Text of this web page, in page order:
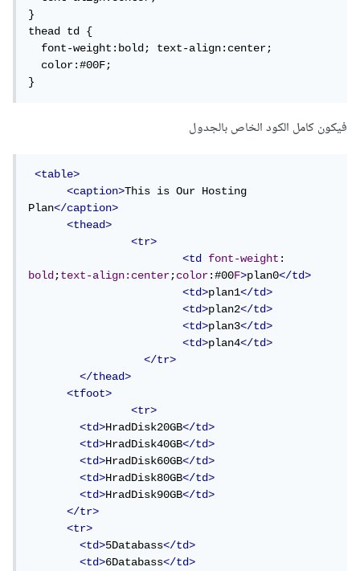
}
thead td {
  font-weight:bold; text-align:center;
  color:#00F;
}
فيكون كامل الكود الخاص بالجدول
<table>
<caption>This is Our Hosting
Plan</caption>
<thead>
<tr>
<td
font-weight
bold;text-align:center;color:#00F>plan0</td>
<td>plan1</td>
<td>plan2</td>
<td>plan3</td>
<td>plan4</td>
</tr>
</thead>
<tfoot>
<tr>
<td>HradDisk20GB</td>
<td>HradDisk40GB</td>
<td>HradDisk60GB</td>
<td>HradDisk80GB</td>
<td>HradDisk90GB</td>
</tr>
<tr>
<td>5Databass</td>
<td>6Databass</td>